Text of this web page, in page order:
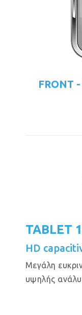
FRONT
TABLET
HD
Μεγάλη
υψηλής